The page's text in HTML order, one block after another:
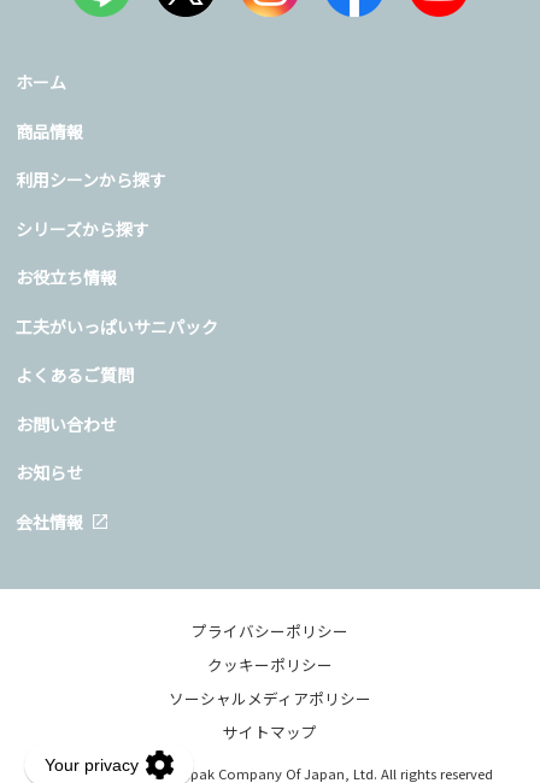
ホーム
商品情報
利用シーンから探す
シリーズから探す
お役立ち情報
工夫がいっぱいサニパック
よくあるご質問
お問い合わせ
お知らせ
会社情報
プライバシーポリシー
クッキーポリシー
ソーシャルメディアポリシー
サイトマップ
Copyright © 2020 Sanipak Company Of Japan, Ltd. All rights reserved